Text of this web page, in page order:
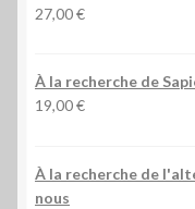
27,00€
À la recherche de
19,00€
À la recherche de
nous